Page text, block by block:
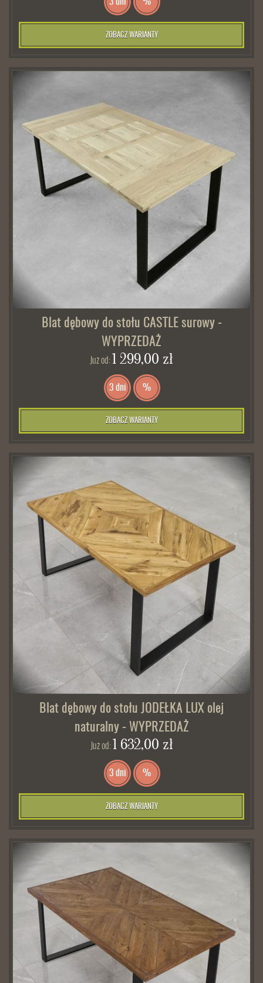
ZOBACZ WARIANTY
Blat dębowy do stołu CASTLE surowy -
WYPRZEDAŻ
Już od:1 299,00 zł
3 dni %
ZOBACZ WARIANTY
Blat dębowy do stołu JODEŁKA LUX olej
naturalny - WYPRZEDAŻ
Już od: 1 632,00 zł
3 dni %
ZOBACZ WARIANTY